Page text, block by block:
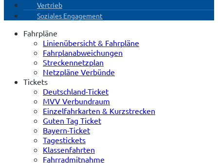
Vertrieb
Soziales Engagement
Fahrpläne
Linienübersicht & Fahrpläne
Fahrplanabweichungen
Streckennetzplan
Netzpläne Verbünde
Tickets
Deutschland-Ticket
MVV Verbundraum
Einzelfahrkarten & Kurzstrecken
Guten Tag Ticket
Bayern-Ticket
Tagestickets
Klassenfahrten
Fahrradmitnahme